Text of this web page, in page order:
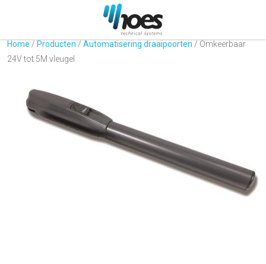
Home / Producten / Automatisering draaipoorten / Omkeerbaar
24V tot 5M vleugel